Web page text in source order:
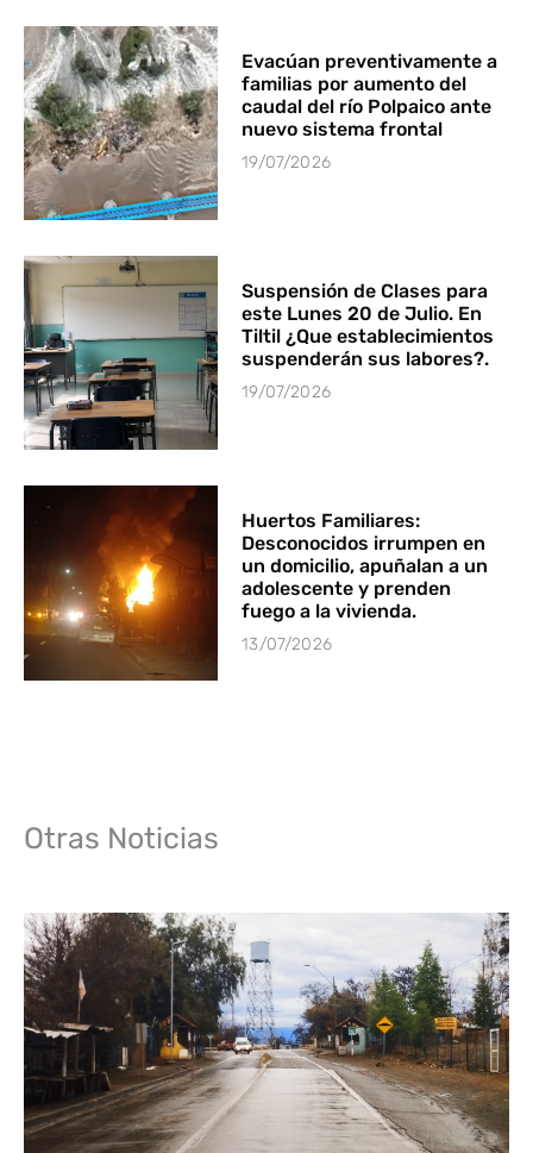
Evacúan preventivamente a
familias por aumento del
caudal del río Polpaico ante
nuevo sistema frontal
19/07/2026
Suspensión de Clases para
este Lunes 20 de Julio. En
Tiltil ¿Que establecimientos
suspenderán sus labores?.
19/07/2026
Huertos Familiares:
Desconocidos irrumpen en
un domicilio, apuñalan a un
adolescente y prenden
fuego a la vivienda.
13/07/2026
Otras Noticias